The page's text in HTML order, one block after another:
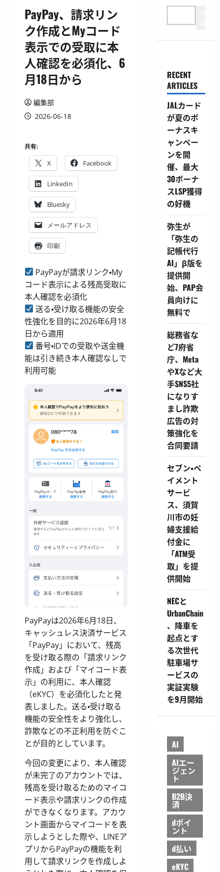
PayPay、請求リン
ク作成とMyコード
表示での受取に本
人確認を必須化、6
月18日から
編集部
2026-06-18
共有:
X Facebook
LinkedIn
Bluesky
メールアドレス
印刷
PayPayが請求リンク・My
コード表示による残高受取に
本人確認を必須化
送る・受け取る機能の安全
性強化を目的に2026年6月18
日から適用
番号・IDでの受取や送金機
能は引き続き本人確認なしで
利用可能
PayPayは2026年6月18日、
キャッシュレス決済サービス
「PayPay」において、残高
を受け取る際の「請求リンク
作成」および「マイコード表
示」の利用に、本人確認
（eKYC）を必須化したと発
表しました。送る・受け取る
機能の安全性をより強化し、
詐欺などの不正利用を防ぐこ
とが目的としています。
今回の変更により、本人確認
が未完了のアカウントでは、
残高を受け取るためのマイコ
ード表示や請求リンクの作成
ができなくなります。アカウ
ント画面からマイコードを表
示しようとした際や、LINEア
プリからPayPayの機能を利
用して請求リンクを作成しよ
RECENT
ARTICLES
JALカード
が夏のボ
ーナスキ
ャンペー
ンを開
催、最大
30ボーナ
スLSP獲得
の好機
弥生が
「弥生の
記帳代行
AI」β版を
提供開
始、PAP会
員向けに
無料で
総務省な
ど7府省
庁、Meta
やXなど大
手SNS5社
になりす
まし詐欺
広告の対
策強化を
合同要請
セブン・ペ
イメント
サービ
ス、須賀
川市の妊
婦支援給
付金に
「ATM受
取」を提
供開始
NECと
UrbanChain
、降車を
起点とす
る次世代
駐車場サ
ービスの
実証実験
を9月開始
AI
AIエー
ジェン
ト
B2B決
済
dポイ
ント
d払い
eKYC